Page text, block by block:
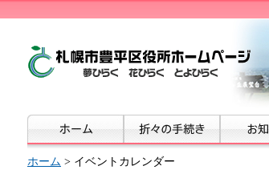
ホーム > イベントカレンダー